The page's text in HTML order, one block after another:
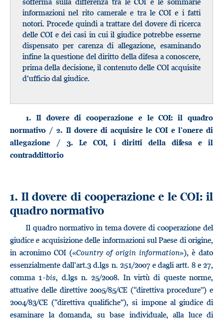
informazioni nel rito camerale e tra le COI e i fatti
notori. Procede quindi a trattare del dovere di ricerca
delle COI e dei casi in cui il giudice potrebbe esserne
dispensato per carenza di allegazione, esaminando
infine la questione del diritto della difesa a conoscere,
prima della decisione, il contenuto delle COI acquisite
d’ufficio dal giudice.
1. Il dovere di cooperazione e le COI: il quadro
normativo / 2. Il dovere di acquisire le COI e l’onere di
allegazione / 3. Le COI, i diritti della difesa e il
contraddittorio
1. Il dovere di cooperazione e le COI: il
quadro normativo
Il quadro normativo in tema dovere di cooperazione del
giudice e acquisizione delle informazioni sul Paese di origine,
in acronimo COI («Country of origin information»), è dato
essenzialmente dall’art.3 d.lgs n. 251/2007 e dagli artt. 8 e 27,
comma 1-bis, d.lgs n. 25/2008. In virtù di queste norme,
attuative delle direttive 2005/85/CE (“direttiva procedure”) e
2004/83/CE (“direttiva qualifiche”), si impone al giudice di
esaminare la domanda, su base individuale, alla luce di